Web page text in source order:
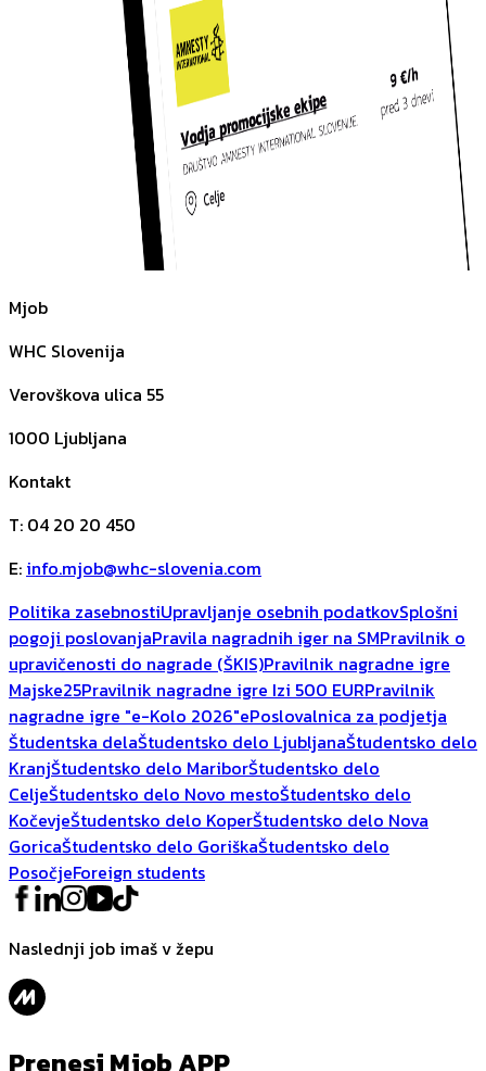
Mjob
WHC Slovenija
Verovškova ulica 55
1000 Ljubljana
Kontakt
T: 04 20 20 450
E: info.mjob@whc-slovenia.com
Politika zasebnostiUpravljanje osebnih podatkovSplošni
pogoji poslovanjaPravila nagradnih iger na SMPravilnik o
upravičenosti do nagrade (ŠKIS)Pravilnik nagradne igre
Majske25Pravilnik nagradne igre Izi 500 EURPravilnik
nagradne igre "e-Kolo 2026"ePoslovalnica za podjetja
Študentska delaŠtudentsko delo LjubljanaŠtudentsko delo
KranjŠtudentsko delo MariborŠtudentsko delo
CeljeŠtudentsko delo Novo mestoŠtudentsko delo
KočevjeŠtudentsko delo KoperŠtudentsko delo Nova
GoricaŠtudentsko delo GoriškaŠtudentsko delo
PosočjeForeign students
Naslednji job imaš v žepu
Prenesi Mjob APP